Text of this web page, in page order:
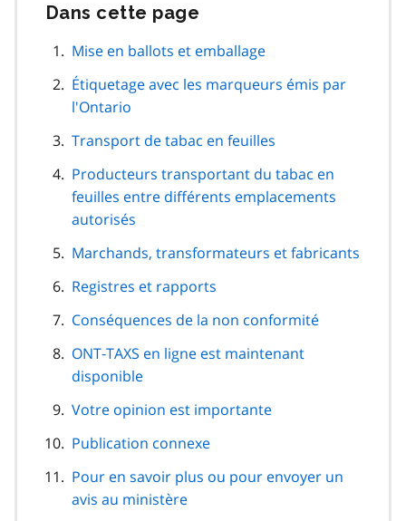
Dans cette page
navigation
page
Mise en ballots et emballage
Étiquetage avec les marqueurs émis par
l'Ontario
Transport de tabac en feuilles
Producteurs transportant du tabac en
feuilles entre différents emplacements
autorisés
Marchands, transformateurs et fabricants
Registres et rapports
Conséquences de la non conformité
ONT‑TAXS en ligne est maintenant
disponible
Votre opinion est importante
Publication connexe
Pour en savoir plus ou pour envoyer un
avis au ministère